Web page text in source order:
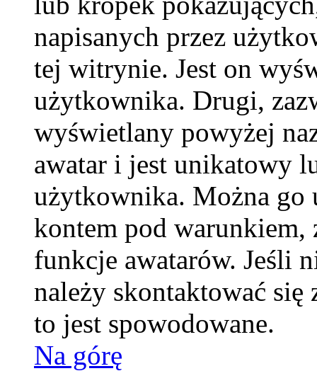
napisanych przez
tej witrynie. Jest on
użytkownika. Drugi,
wyświetlany powyżej
awatar i jest unikatowy
użytkownika. Można go
kontem pod warunkiem,
funkcje awatarów. Jeśli
należy skontaktować
to jest spowodowane.
Na górę